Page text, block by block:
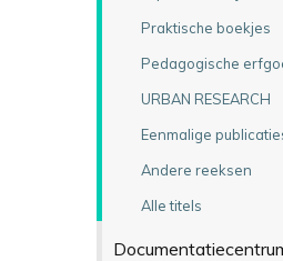
Praktische boekjes
Pedagogische
URBAN RESEARCH
Eenmalige
Andere reeksen
Alle titels